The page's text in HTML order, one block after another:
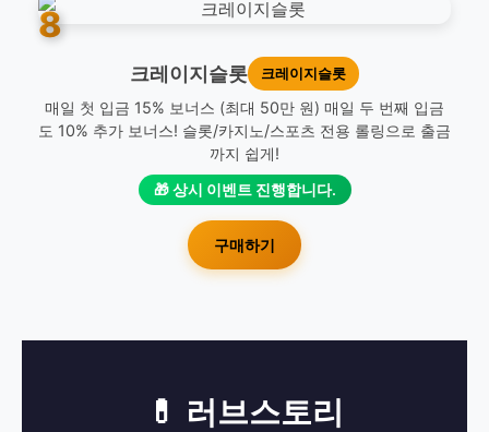
8
크레이지슬롯 크레이지슬롯
매일 첫 입금 15% 보너스 (최대 50만 원) 매일 두 번째 입금
도 10% 추가 보너스! 슬롯/카지노/스포츠 전용 롤링으로 출금
까지 쉽게!
🎁 상시 이벤트 진행합니다.
구매하기
💊 러브스토리